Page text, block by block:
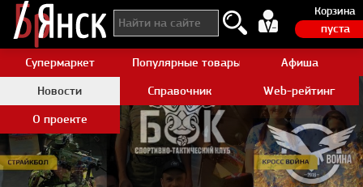
Корзина
пуста
Супермаркет Популярные товары AliexpressАфиша
Новости
Справочник
Web-рейтинг
О проекте